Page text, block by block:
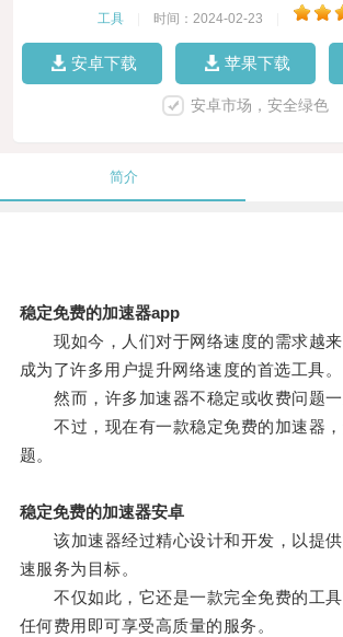
工具 时间：2024-02-23
安卓下载 苹果下载
安卓市场，安全绿色
简介
稳定免费的加速器app
现如今，人们对于网络速度的需求越来
成为了许多用户提升网络速度的首选工具。
然而，许多加速器不稳定或收费问题一
不过，现在有一款稳定免费的加速器，
题。
稳定免费的加速器安卓
该加速器经过精心设计和开发，以提供
速服务为目标。
不仅如此，它还是一款完全免费的工具
任何费用即可享受高质量的服务。